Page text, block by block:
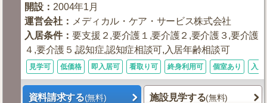
開設 ： 2004年1月
運営会社 ： メディカル・ケア・サービス株式会社
入居条件：要支援２,要介護１,要介護２,要介護３,要介護
４,要介護５,認知症,認知症相談可,入居年齢相談可
見学可 低価格 即入居可 看取り可 終身利用可 個室あり 入居
資料請求する(無料) 施設見学する(無料)